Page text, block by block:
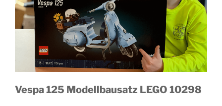
Vespa 125 Modellbausatz LEGO 10298